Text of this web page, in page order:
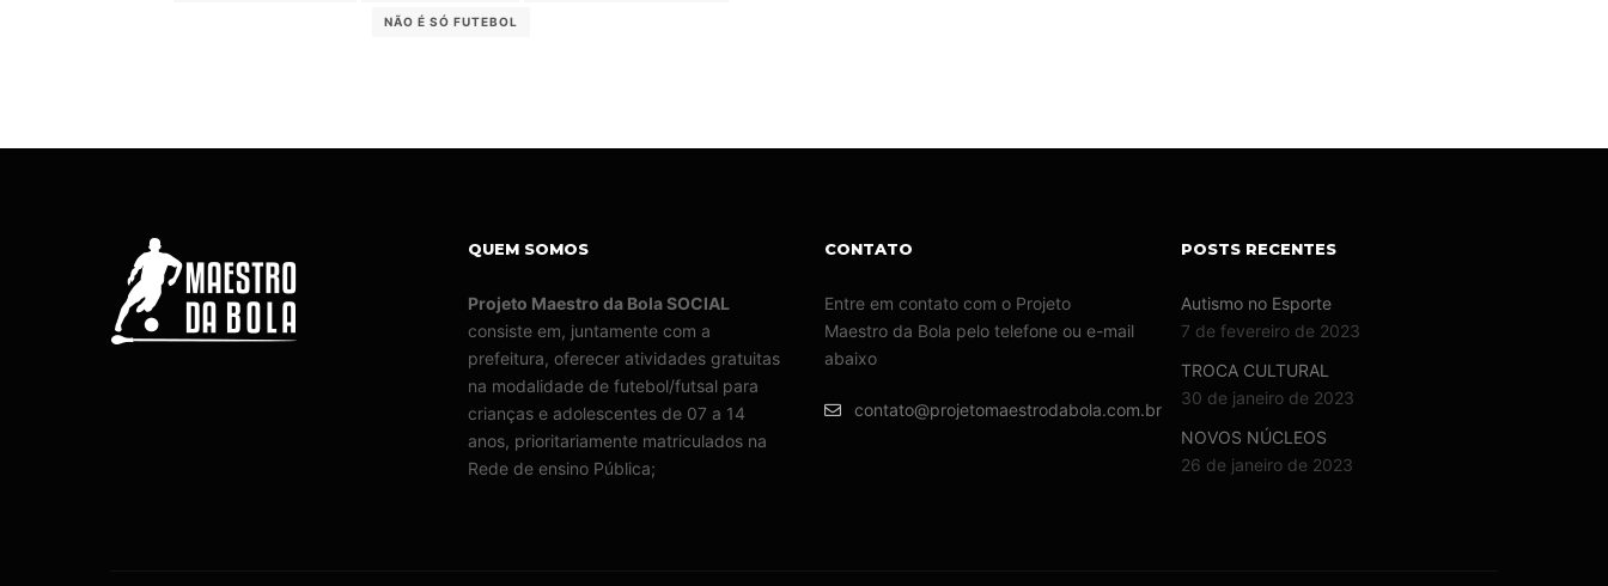
NÃO É SÓ FUTEBOL
QUEM SOMOS
Projeto Maestro da Bola SOCIAL
consiste em, juntamente com a
prefeitura, oferecer atividades gratuitas
na modalidade de futebol/futsal para
crianças e adolescentes de 07 a 14
anos, prioritariamente matriculados na
Rede de ensino Pública;
CONTATO
Entre em contato com o Projeto
Maestro da Bola pelo telefone ou e-mail
abaixo
contato@projetomaestrodabola.com.br
POSTS RECENTES
Autismo no Esporte
7 de fevereiro de 2023
TROCA CULTURAL
30 de janeiro de 2023
NOVOS NÚCLEOS
26 de janeiro de 2023